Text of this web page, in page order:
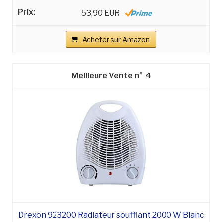
53,90 EUR
Acheter sur Amazon
4
Drexon 923200 Radiateur soufflant 2000 W Blanc